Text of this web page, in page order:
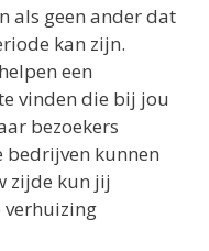
als geen ander dat
kan zijn.
een
vinden die bij jou
bezoekers
bedrijven kunnen
zijde kun jij
verhuizing